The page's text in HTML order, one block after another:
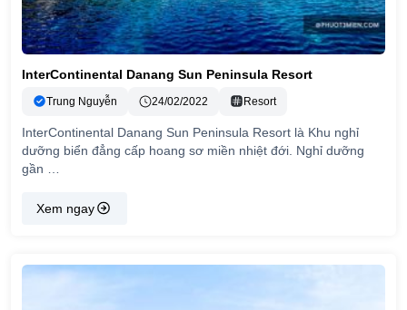
InterContinental Danang Sun Peninsula Resort
Trung Nguyễn 24/02/2022 Resort
InterContinental Danang Sun Peninsula Resort là Khu nghỉ
dưỡng biển đẳng cấp hoang sơ miền nhiệt đới. Nghỉ dưỡng
gần …
Xem ngay